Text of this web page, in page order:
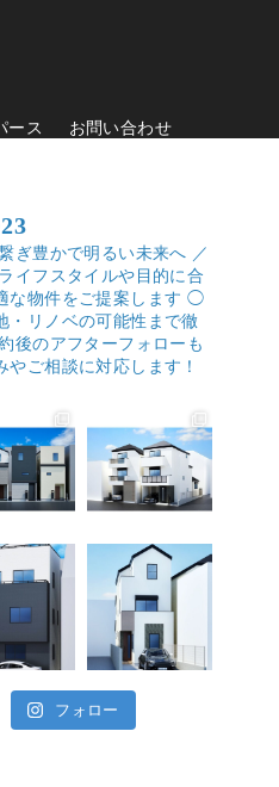
ース お問い合わせ
ぎ豊かで明るい未来へ ／
イフスタイルや目的に合
な物件をご提案します ◯
・リノベの可能性まで徹
後のアフターフォローも
やご相談に対応します！
フォロー